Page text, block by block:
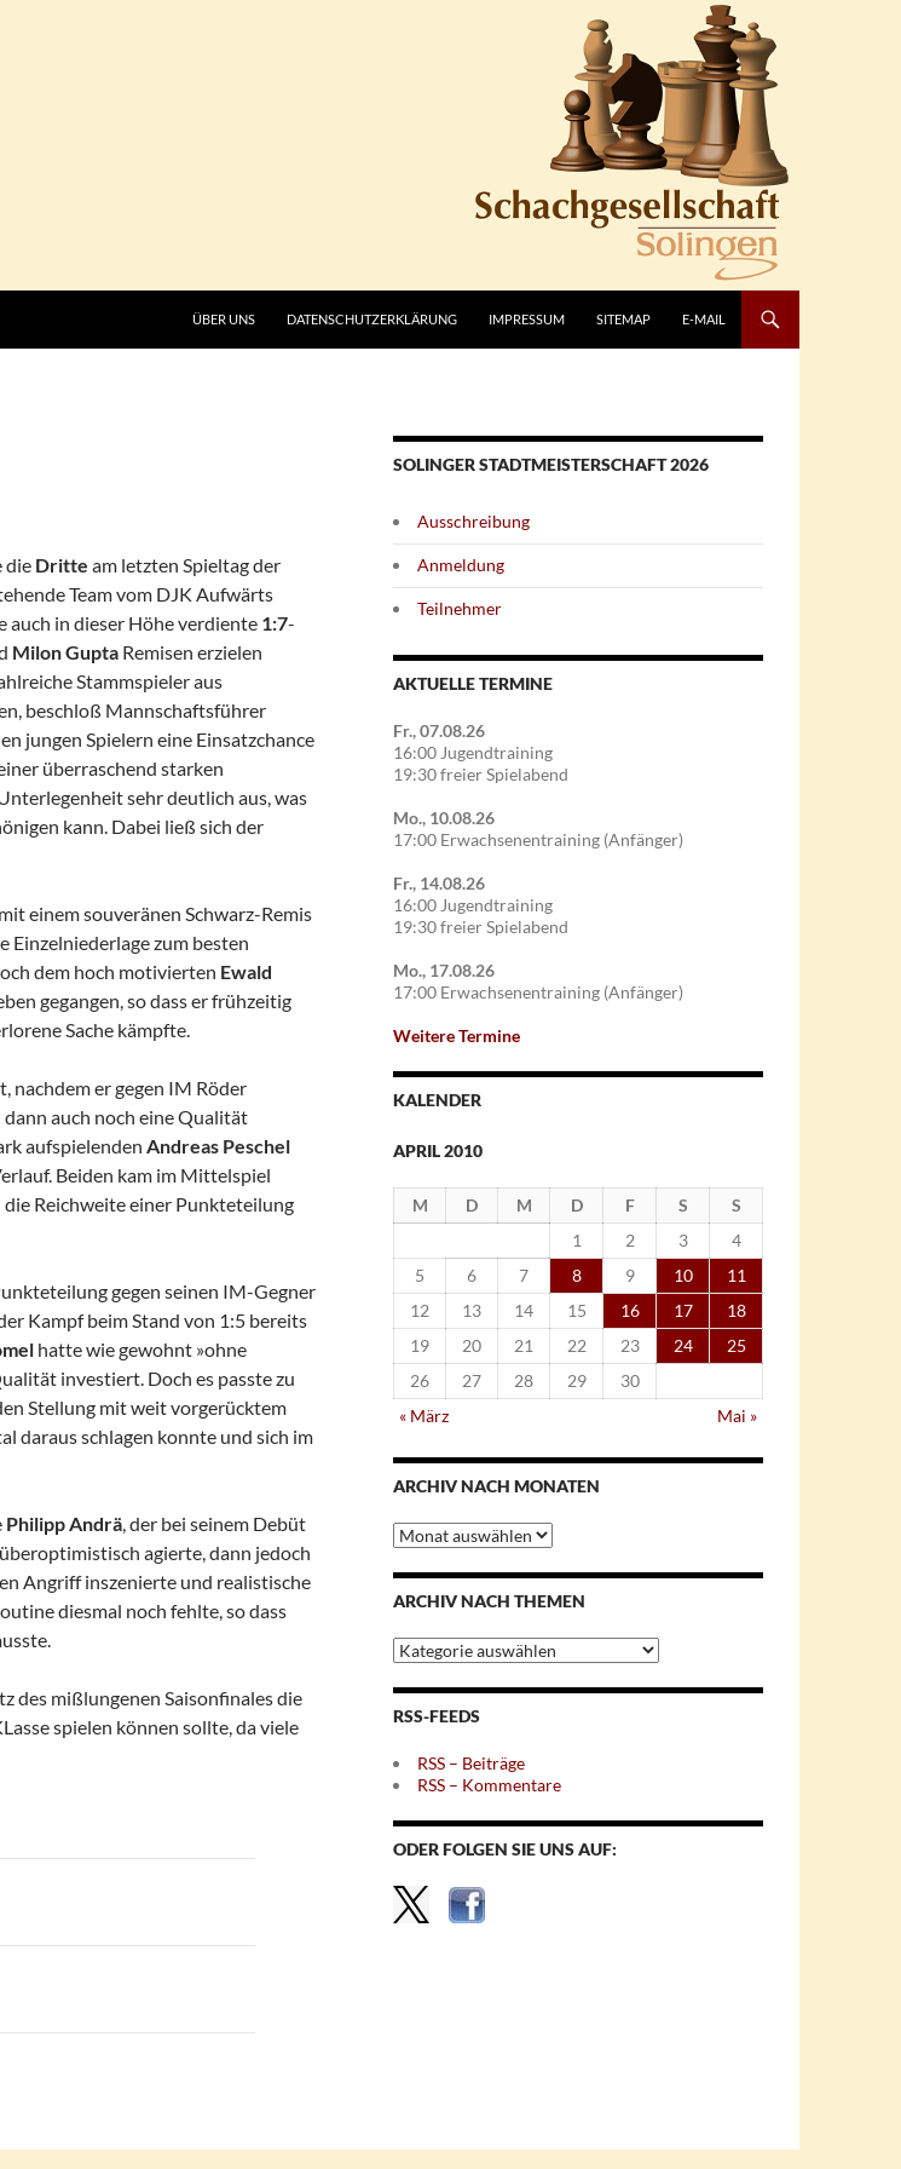
ÜBER UNS DATENSCHUTZERKLÄRUNG IMPRESSUM SITEMAP E-MAIL
die Dritte am letzten Spieltag der
Team vom DJK Aufwärts
auch in dieser Höhe verdiente 1:7-
Milon Gupta Remisen erzielen
Stammspieler aus
beschloß Mannschaftsführer
jungen Spielern eine Einsatzchance
überraschend starken
sehr deutlich aus, was
kann. Dabei ließ sich der
einem souveränen Schwarz-Remis
Einzelniederlage zum besten
dem hoch motivierten Ewald
gegangen, so dass er frühzeitig
Sache kämpfte.
nachdem er gegen IM Röder
auch noch eine Qualität
aufspielenden Andreas Peschel
Beiden kam im Mittelspiel
die Reichweite einer Punkteteilung
gegen seinen IM-Gegner
Kampf beim Stand von 1:5 bereits
hatte wie gewohnt »ohne
investiert. Doch es passte zu
Stellung mit weit vorgerücktem
daraus schlagen konnte und sich im
Philipp Andrä, der bei seinem Debüt
agierte, dann jedoch
Angriff inszenierte und realistische
diesmal noch fehlte, so dass
des mißlungenen Saisonfinales die
spielen können sollte, da viele
SOLINGER STADTMEISTERSCHAFT 2026
Ausschreibung
Anmeldung
Teilnehmer
AKTUELLE TERMINE
Fr., 07.08.26
16:00 Jugendtraining
19:30 freier Spielabend
Mo., 10.08.26
17:00 Erwachsenentraining (Anfänger)
Fr., 14.08.26
16:00 Jugendtraining
19:30 freier Spielabend
Mo., 17.08.26
17:00 Erwachsenentraining (Anfänger)
Weitere Termine
KALENDER
APRIL 2010
M D M D F S
S
1
2 3
4
5
6 7 8 9 10
11
12
13 14 15 16 17
18
19
20 21 22 23 24
25
26
27 28 29
30
« März
Mai »
ARCHIV NACH MONATEN
Archiv
nach
Monaten
ARCHIV NACH THEMEN
Archiv
nach
Themen
RSS-FEEDS
RSS – Beiträge
RSS – Kommentare
ODER FOLGEN SIE UNS AUF: